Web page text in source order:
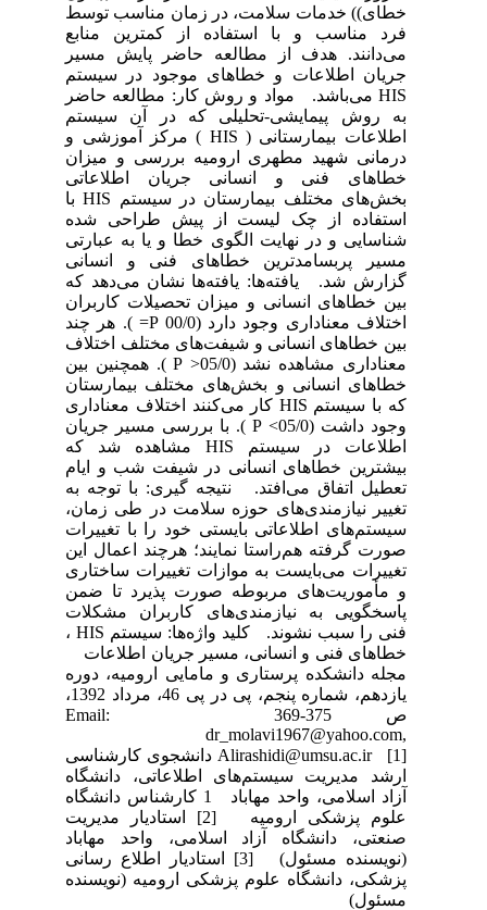
خطای)) خدمات سلامت، در زمان مناسب توسط
فرد مناسب و با استفاده از کمترین منابع
می‌دانند. هدف از مطالعه حاضر پایش مسیر
جریان اطلاعات و خطاهای موجود در سیستم
HIS می‌باشد. مواد و روش کار: مطالعه حاضر
به روش پیمایشی-تحلیلی که در آن سیستم
اطلاعات بیمارستانی ( HIS ) مرکز آموزشی و
درمانی شهید مطهری ارومیه بررسی و میزان
خطاهای فنی و انسانی جریان اطلاعاتی
بخش‌های مختلف بیمارستان در سیستم HIS با
استفاده از چک لیست از پیش طراحی شده
شناسایی و در نهایت الگوی خطا و یا به عبارتی
مسیر پربسامدترین خطاهای فنی و انسانی
گزارش شد. یافته‌ها: یافته‌ها نشان می‌دهد که
بین خطاهای انسانی و میزان تحصیلات کاربران
اختلاف معناداری وجود دارد (00/0 P= ). هر چند
بین خطاهای انسانی و شیفت‌های مختلف اختلاف
معناداری مشاهده نشد (05/0< P ). همچنین بین
خطاهای انسانی و بخش‌های مختلف بیمارستان
که با سیستم HIS کار می‌کنند اختلاف معناداری
وجود داشت (05/0> P ). با بررسی مسیر جریان
اطلاعات در سیستم HIS مشاهده شد که
بیشترین خطاهای انسانی در شیفت شب و ایام
تعطیل اتفاق می‌افتد. نتیجه گیری: با توجه به
تغییر نیازمندی‌های حوزه سلامت در طی زمان،
سیستم‌های اطلاعاتی بایستی خود را با تغییرات
صورت گرفته هم‌راستا نمایند؛ هرچند اعمال این
تغییرات می‌بایست به موازات تغییرات ساختاری
و مأموریت‌های مربوطه صورت پذیرد تا ضمن
پاسخگویی به نیازمندی‌های کاربران مشکلات
فنی را سبب نشوند. کلید واژه‌ها: سیستم HIS ،
خطاهای فنی و انسانی، مسیر جریان اطلاعات
مجله دانشکده پرستاری و مامایی ارومیه، دوره
یازدهم، شماره پنجم، پی در پی 46، مرداد 1392،
ص 375-369 Email:
dr_molavi1967@yahoo.com,
Alirashidi@umsu.ac.ir [1] دانشجوی کارشناسی
ارشد مدیریت سیستم‌های اطلاعاتی، دانشگاه
آزاد اسلامی، واحد مهاباد 1 کارشناس دانشگاه
علوم پزشکی ارومیه [2] استادیار مدیریت
صنعتی، دانشگاه آزاد اسلامی، واحد مهاباد
(نویسنده مسئول) [3] استادیار اطلاع رسانی
پزشکی، دانشگاه علوم پزشکی ارومیه (نویسنده
مسئول)